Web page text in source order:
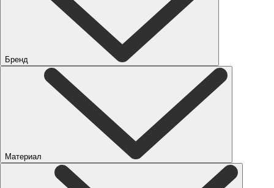
Бренд
Материал